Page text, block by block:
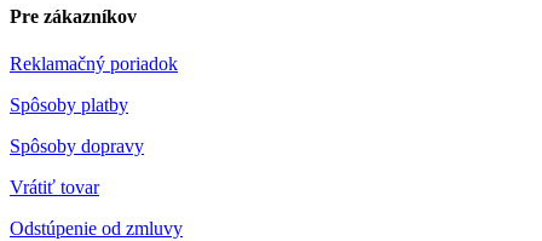
Pre zákazníkov
Reklamačný poriadok
Spôsoby platby
Spôsoby dopravy
Vrátiť tovar
Odstúpenie od zmluvy